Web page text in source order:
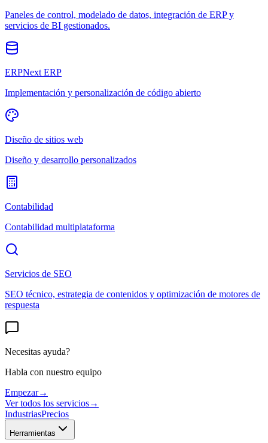
Paneles de control, modelado de datos, integración de ERP y
servicios de BI gestionados.
ERPNext ERP
Implementación y personalización de código abierto
Diseño de sitios web
Diseño y desarrollo personalizados
Contabilidad
Contabilidad multiplataforma
Servicios de SEO
SEO técnico, estrategia de contenidos y optimización de motores de
respuesta
Necesitas ayuda?
Habla con nuestro equipo
Empezar→
Ver todos los servicios→
IndustriasPrecios
Herramientas